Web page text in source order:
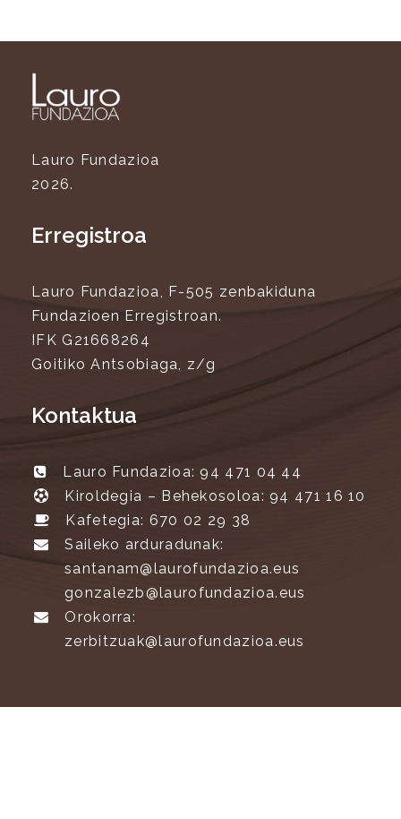
Lauro Fundazioa
2026.
Erregistroa
Lauro Fundazioa, F-505 zenbakiduna
Fundazioen Erregistroan.
IFK G21668264
Goitiko Antsobiaga, z/g
Kontaktua
Lauro Fundazioa: 94 471 04 44
Kiroldegia – Behekosoloa: 94 471 16 10
Kafetegia: 670 02 29 38
Saileko arduradunak:
santanam@laurofundazioa.eus
gonzalezb@laurofundazioa.eus
Orokorra:
zerbitzuak@laurofundazioa.eus